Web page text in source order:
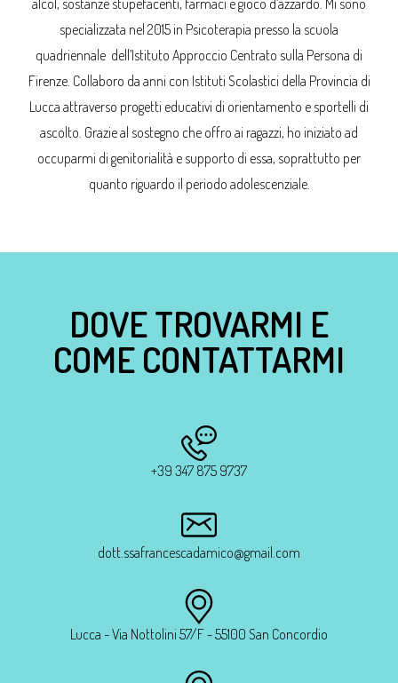
specializzata nel 2015 in Psicoterapia presso la scuola
quadriennale dell’Istituto Approccio Centrato sulla Persona di
Firenze. Collaboro da anni con Istituti Scolastici della Provincia di
Lucca attraverso progetti educativi di orientamento e sportelli di
ascolto. Grazie al sostegno che offro ai ragazzi, ho iniziato ad
occuparmi di genitorialità e supporto di essa, soprattutto per
quanto riguardo il periodo adolescenziale.
DOVE TROVARMI E
COME CONTATTARMI
+39 347 875 9737
dott.ssafrancescadamico@gmail.com
Lucca - Via Nottolini 57/F - 55100 San Concordio